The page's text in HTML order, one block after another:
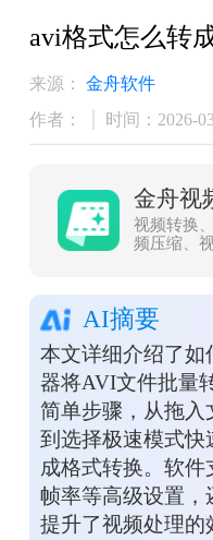
avi格式怎么转
来源：
金舟软件
作者：
时间：2026-
视频转换
频压缩、
调速、视
转图片、
mov、mkv
flv、gif、
mp4、
vob、
格式相互
AI摘要
本文详细介绍了如
器将AVI文件批量
简单步骤，从拖入
到选择极速模式快
成格式转换。软件
帧率等高级设置，
提升了视频处理的